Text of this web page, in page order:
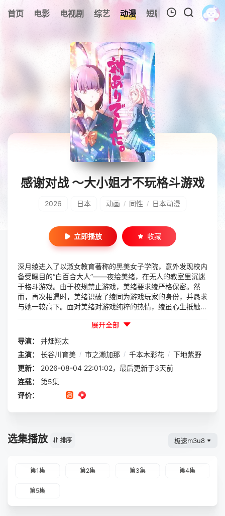
首页 电影 电视剧 综艺 动漫 短剧 今日更新
0
暂无观看影片的记录
感谢对战 ～大小姐才不玩格斗游戏
2026 日本 动画 / 同性 / 日本动漫
立即播放 收藏
深月绫进入了以淑女教育著称的黑美女子学院，意外发现校内
备受瞩目的“白百合大人”——夜绘美绪，在无人的教室里沉迷
于格斗游戏。由于校规禁止游戏，美绪要求绫严格保密。然
而，再次相遇时，美绪识破了绫同为游戏玩家的身份，并恳求
与她一较高下。面对美绪对游戏纯粹的热情，绫虽心生抵触，
较量中，两人作为稀有的女性格斗游戏玩家，逐渐理解彼此，
建立了深厚的友谊。随后，她们冒着被退学的风险，与同为隐
藏游戏爱好者的前辈一之濑珠树和犬井夕一起，更加投入地沉
浸在格斗游戏的世界中。
展开全部
导演：
井畑翔太
主演：
长谷川育美 / 市之濑加那 / 千本木彩花 / 下地紫野
更新：
2026-08-04 22:01:02，最后更新于3天前
连载：
第5集
评价：
选集播放 排序 极速m3u8
第1集 第2集 第3集 第4集
第5集